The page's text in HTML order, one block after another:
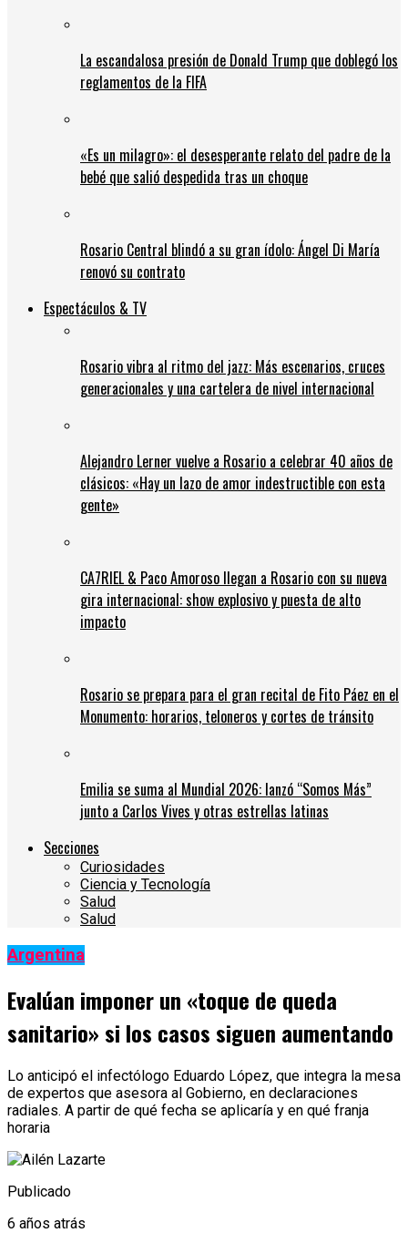
La escandalosa presión de Donald Trump que doblegó los
reglamentos de la FIFA
«Es un milagro»: el desesperante relato del padre de la
bebé que salió despedida tras un choque
Rosario Central blindó a su gran ídolo: Ángel Di María
renovó su contrato
Espectáculos & TV
Rosario vibra al ritmo del jazz: Más escenarios, cruces
generacionales y una cartelera de nivel internacional
Alejandro Lerner vuelve a Rosario a celebrar 40 años de
clásicos: «Hay un lazo de amor indestructible con esta
gente»
CA7RIEL & Paco Amoroso llegan a Rosario con su nueva
gira internacional: show explosivo y puesta de alto
impacto
Rosario se prepara para el gran recital de Fito Páez en el
Monumento: horarios, teloneros y cortes de tránsito
Emilia se suma al Mundial 2026: lanzó “Somos Más”
junto a Carlos Vives y otras estrellas latinas
Secciones
Curiosidades
Ciencia y Tecnología
Salud
Salud
Argentina
Evalúan imponer un «toque de queda
sanitario» si los casos siguen aumentando
Lo anticipó el infectólogo Eduardo López, que integra la mesa
de expertos que asesora al Gobierno, en declaraciones
radiales. A partir de qué fecha se aplicaría y en qué franja
horaria
Publicado
6 años atrás